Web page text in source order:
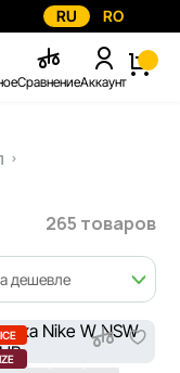
RU RO
СравнениеАккаунт
265 товаров
дешевле